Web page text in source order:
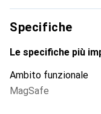
prodotti di alta
sicura per una
Specifiche
Le specifiche più
Ambito funzionale
MagSafe